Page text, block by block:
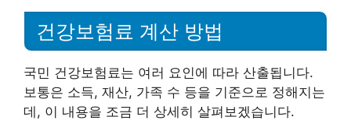
건강보험료 계산 방법
국민 건강보험료는 여러 요인에 따라 산출됩니다.
보통은 소득, 재산, 가족 수 등을 기준으로 정해지는
데, 이 내용을 조금 더 상세히 살펴보겠습니다.